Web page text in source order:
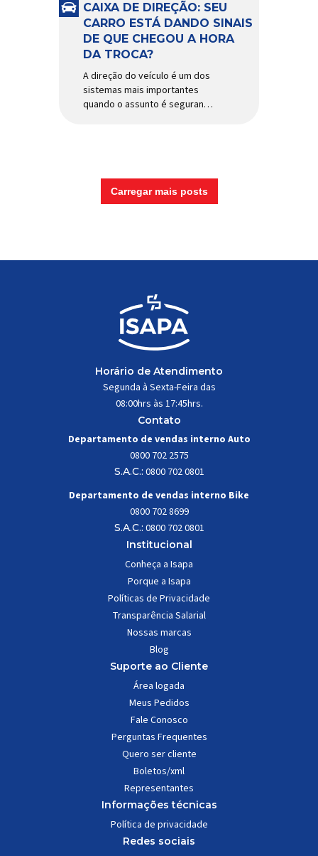
CAIXA DE DIREÇÃO: SEU
CARRO ESTÁ DANDO SINAIS
DE QUE CHEGOU A HORA
DA TROCA?
A direção do veículo é um dos
sistemas mais importantes
quando o assunto é segurança,
movimentos do volante,
garantindo estabilidade e
controle em diferentes
esforços mecânicos, […]
Carregar mais posts
Horário de Atendimento
Segunda à Sexta-Feira das
08:00hrs às 17:45hrs.
Contato
Departamento de vendas interno Auto
0800 702 2575
S.A.C.: 0800 702 0801
Departamento de vendas interno Bike
0800 702 8699
S.A.C.: 0800 702 0801
Institucional
Conheça a Isapa
Porque a Isapa
Políticas de Privacidade
Transparência Salarial
Nossas marcas
Blog
Suporte ao Cliente
Área logada
Meus Pedidos
Fale Conosco
Perguntas Frequentes
Quero ser cliente
Boletos/xml
Representantes
Informações técnicas
Política de privacidade
Redes sociais